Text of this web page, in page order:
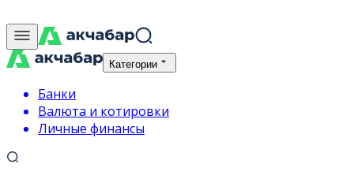
Категории
Банки
Валюта и котировки
Личные финансы